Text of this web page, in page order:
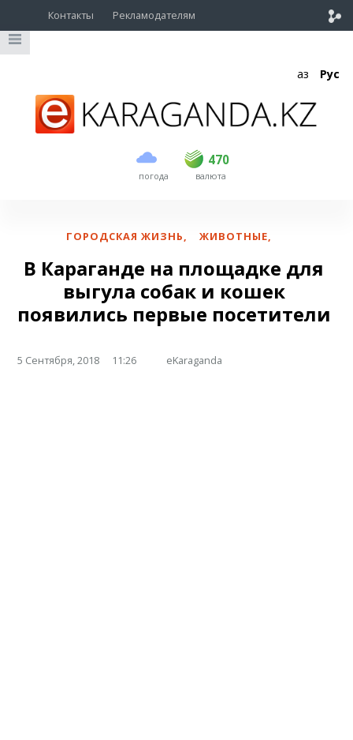
Контакты Рекламодателям
Қаз Рус
погода
470
USD 469 470
EUR валюта
ГОРОДСКАЯ ЖИЗНЬ, ЖИВОТНЫЕ,
В Караганде на площадке для
выгула собак и кошек
появились первые посетители
5 Сентября, 2018 11:26 eKaraganda